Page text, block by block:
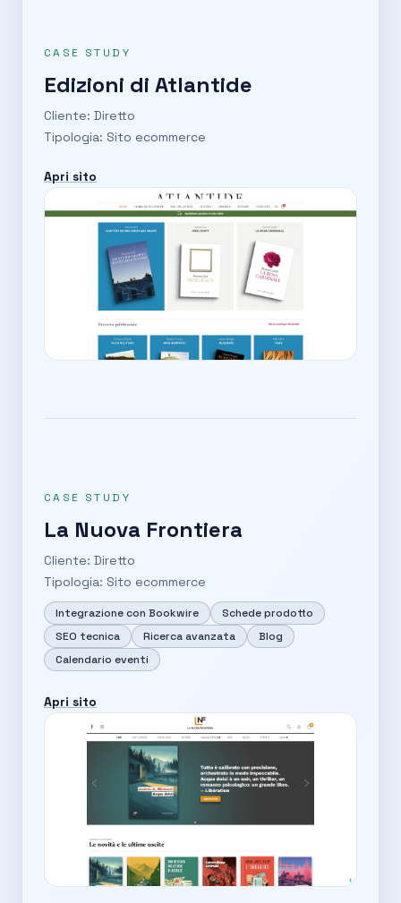
CASE STUDY
Edizioni di Atlantide
Cliente: Diretto
Tipologia: Sito ecommerce
Apri sito
CASE STUDY
La Nuova Frontiera
Cliente: Diretto
Tipologia: Sito ecommerce
Integrazione con Bookwire
Schede prodotto
SEO tecnica
Ricerca avanzata
Blog
Calendario eventi
Apri sito